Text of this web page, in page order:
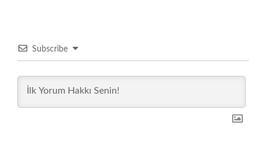
Subscribe